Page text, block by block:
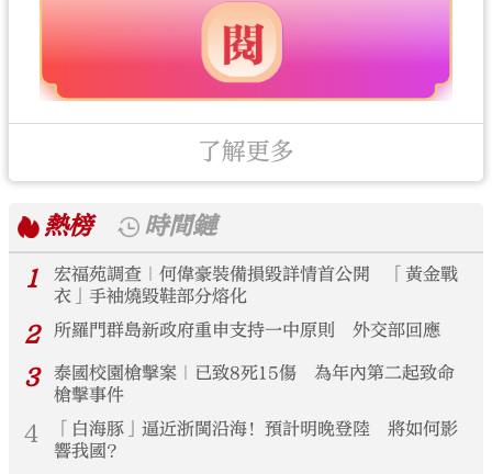
了解更多
熱榜
時間鏈
1
宏福苑調查｜何偉豪裝備損毀詳情首公開 「黃金戰
衣」手袖燒毀鞋部分熔化
2 所羅門群島新政府重申支持一中原則 外交部回應
3
泰國校園槍擊案｜已致8死15傷 為年內第二起致命
槍擊事件
4
「白海豚」逼近浙閩沿海！預計明晚登陸 將如何影
響我國？